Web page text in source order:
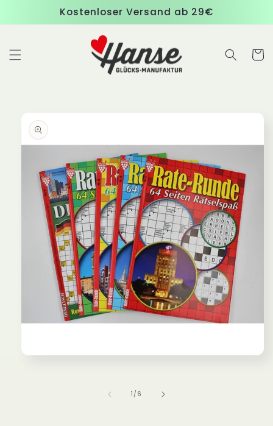
Inhalt
Kostenloser Versand ab 29€
1 /von
6